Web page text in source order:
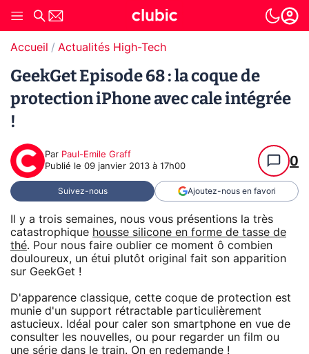
Accueil Actualités High-Tech
GeekGet Episode 68 : la coque de
protection iPhone avec cale intégrée
!
Par Paul-Emile Graff
Publié le 09 janvier 2013 à 17h00 0
Suivez-nous Ajoutez-nous en favori
Il y a trois semaines, nous vous présentions la très
catastrophique housse silicone en forme de tasse de
thé. Pour nous faire oublier ce moment ô combien
douloureux, un étui plutôt original fait son apparition
sur GeekGet !
D'apparence classique, cette coque de protection est
munie d'un support rétractable particulièrement
astucieux. Idéal pour caler son smartphone en vue de
consulter les nouvelles, ou pour regarder un film ou
une série dans le train. On en redemande !